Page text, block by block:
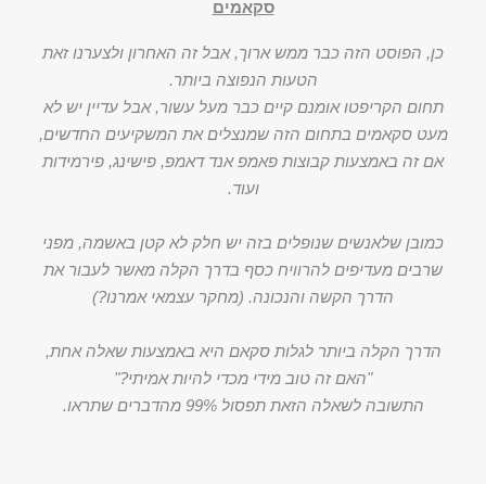
סקאמים
כן, הפוסט הזה כבר ממש ארוך, אבל זה האחרון ולצערנו זאת
הטעות הנפוצה ביותר.
תחום הקריפטו אומנם קיים כבר מעל עשור, אבל עדיין יש לא
מעט סקאמים בתחום הזה שמנצלים את המשקיעים החדשים,
אם זה באמצעות קבוצות פאמפ אנד דאמפ, פישינג, פירמידות
ועוד.
כמובן שלאנשים שנופלים בזה יש חלק לא קטן באשמה, מפני
שרבים מעדיפים להרוויח כסף בדרך הקלה מאשר לעבור את
הדרך הקשה והנכונה. (מחקר עצמאי אמרנו?)
הדרך הקלה ביותר לגלות סקאם היא באמצעות שאלה אחת,
"האם זה טוב מידי מכדי להיות אמיתי?"
התשובה לשאלה הזאת תפסול 99% מהדברים שתראו.